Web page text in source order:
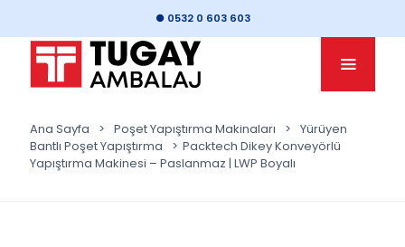
● 0532 0 603 603
Ana Sayfa > Poşet Yapıştırma Makinaları > Yürüyen
Bantlı Poşet Yapıştırma
> Packtech Dikey Konveyörlü
Yapıştırma Makinesi – Paslanmaz | LWP Boyalı